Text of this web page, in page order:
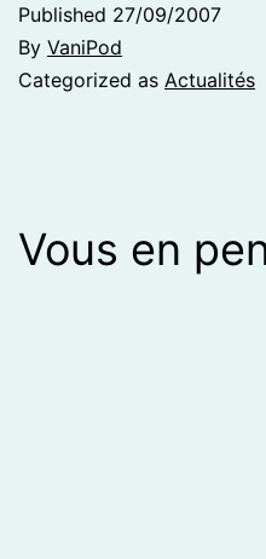
Published 27/09/2007
By VaniPod
Categorized as Actualités
Vous en